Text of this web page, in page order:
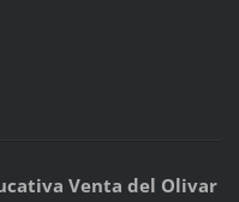
Venta del Olivar